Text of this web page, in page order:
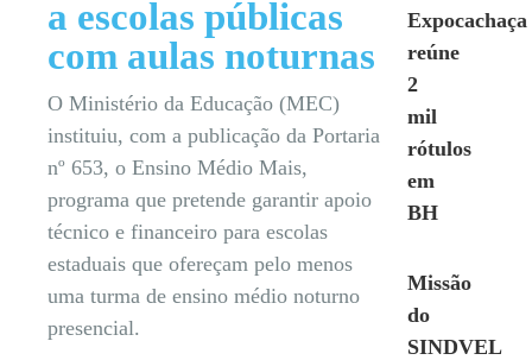
a escolas públicas
com aulas noturnas
O Ministério da Educação (MEC)
instituiu, com a publicação da Portaria
nº 653, o Ensino Médio Mais,
programa que pretende garantir apoio
técnico e financeiro para escolas
estaduais que ofereçam pelo menos
uma turma de ensino médio noturno
presencial.
Expocachaça
reúne
2
mil
rótulos
em
BH
Missão
do
SINDVEL